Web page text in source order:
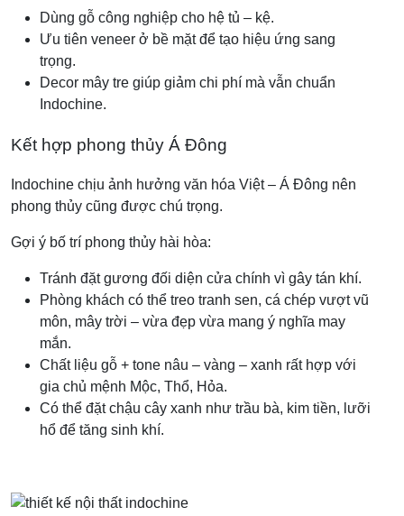
Dùng gỗ công nghiệp cho hệ tủ – kệ.
Ưu tiên veneer ở bề mặt để tạo hiệu ứng sang
trọng.
Decor mây tre giúp giảm chi phí mà vẫn chuẩn
Indochine.
Kết hợp phong thủy Á Đông
Indochine chịu ảnh hưởng văn hóa Việt – Á Đông nên
phong thủy cũng được chú trọng.
Gợi ý bố trí phong thủy hài hòa:
Tránh đặt gương đối diện cửa chính vì gây tán khí.
Phòng khách có thể treo tranh sen, cá chép vượt vũ
môn, mây trời – vừa đẹp vừa mang ý nghĩa may
mắn.
Chất liệu gỗ + tone nâu – vàng – xanh rất hợp với
gia chủ mệnh Mộc, Thổ, Hỏa.
Có thể đặt chậu cây xanh như trầu bà, kim tiền, lưỡi
hổ để tăng sinh khí.